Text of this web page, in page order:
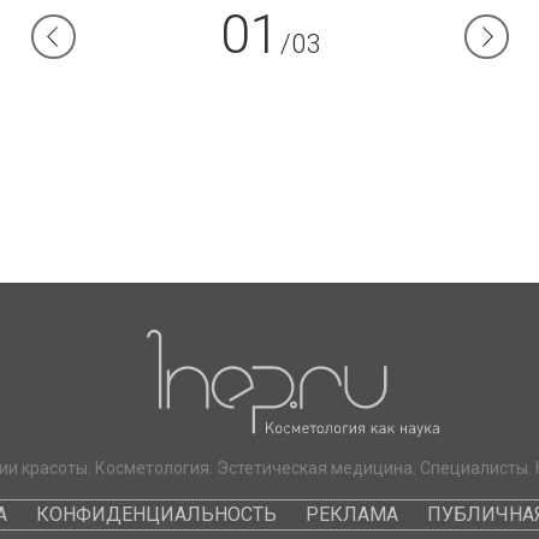
01 /03
красоты. Косметология. Эстетическая медицина.
КОНФИДЕНЦИАЛЬНОСТЬ РЕКЛАМА